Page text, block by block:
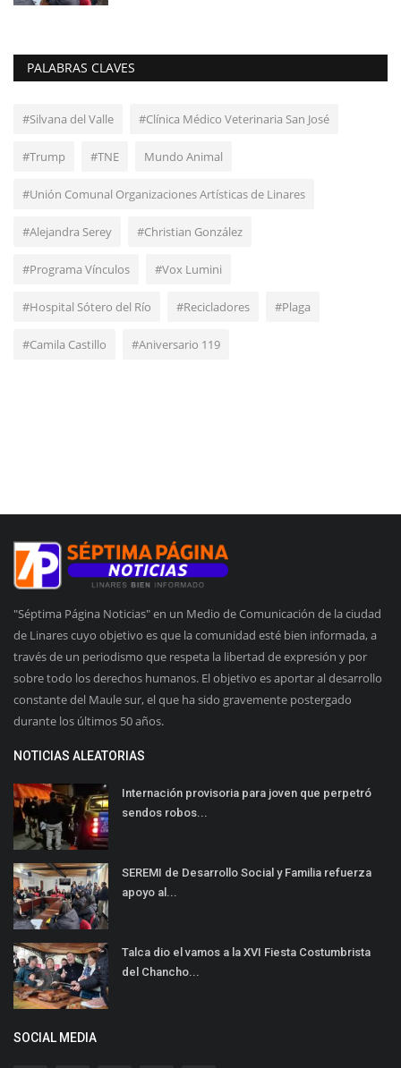
PALABRAS CLAVES
#Silvana del Valle #Clínica Médico Veterinaria San José
#Trump #TNE Mundo Animal
#Unión Comunal Organizaciones Artísticas de Linares
#Alejandra Serey #Christian González
#Programa Vínculos #Vox Lumini
#Hospital Sótero del Río #Recicladores #Plaga
#Camila Castillo #Aniversario 119
"Séptima Página Noticias" en un Medio de Comunicación de la ciudad
de Linares cuyo objetivo es que la comunidad esté bien informada, a
través de un periodismo que respeta la libertad de expresión y por
sobre todo los derechos humanos. El objetivo es aportar al desarrollo
constante del Maule sur, el que ha sido gravemente postergado
durante los últimos 50 años.
NOTICIAS ALEATORIAS
Internación provisoria para joven que perpetró
sendos robos...
SEREMI de Desarrollo Social y Familia refuerza
apoyo al...
Talca dio el vamos a la XVI Fiesta Costumbrista
del Chancho...
SOCIAL MEDIA